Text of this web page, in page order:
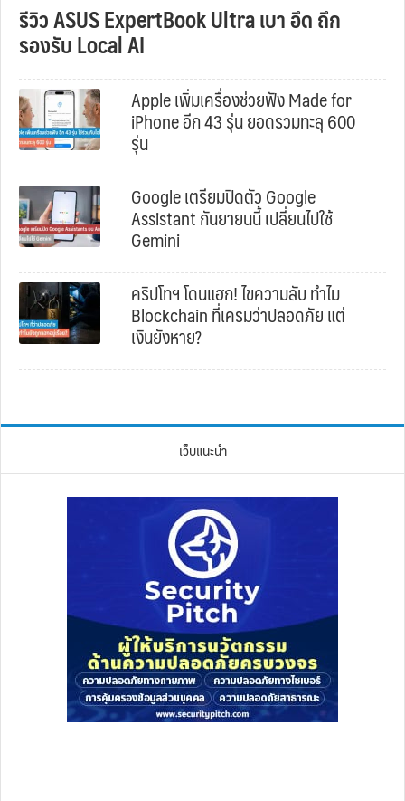
รีวิว ASUS ExpertBook Ultra เบา อึด ถึก
รองรับ Local AI
Apple เพิ่มเครื่องช่วยฟัง Made for
iPhone อีก 43 รุ่น ยอดรวมทะลุ 600
รุ่น
Google เตรียมปิดตัว Google
Assistant กันยายนนี้ เปลี่ยนไปใช้
Gemini
คริปโทฯ โดนแฮก! ไขความลับ ทำไม
Blockchain ที่เครมว่าปลอดภัย แต่
เงินยังหาย?
เว็บแนะนำ